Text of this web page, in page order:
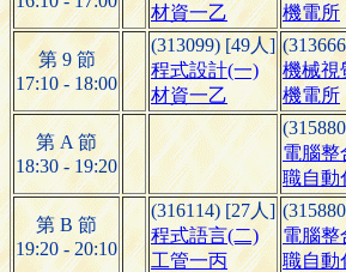
材資一乙
機電所
第 9 節
17:10 - 18:00
(313099) [49人]
程式設計(一)
材資一乙
機械視
機電所
第 A 節
18:30 - 19:20
電腦整
職自動
第 B 節
19:20 - 20:10
(316114) [27人]
程式語言(二)
工管一丙
電腦整
職自動